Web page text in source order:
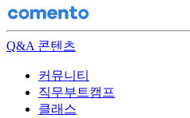
Q&A 콘텐츠
커뮤니티
직무부트캠프
클래스